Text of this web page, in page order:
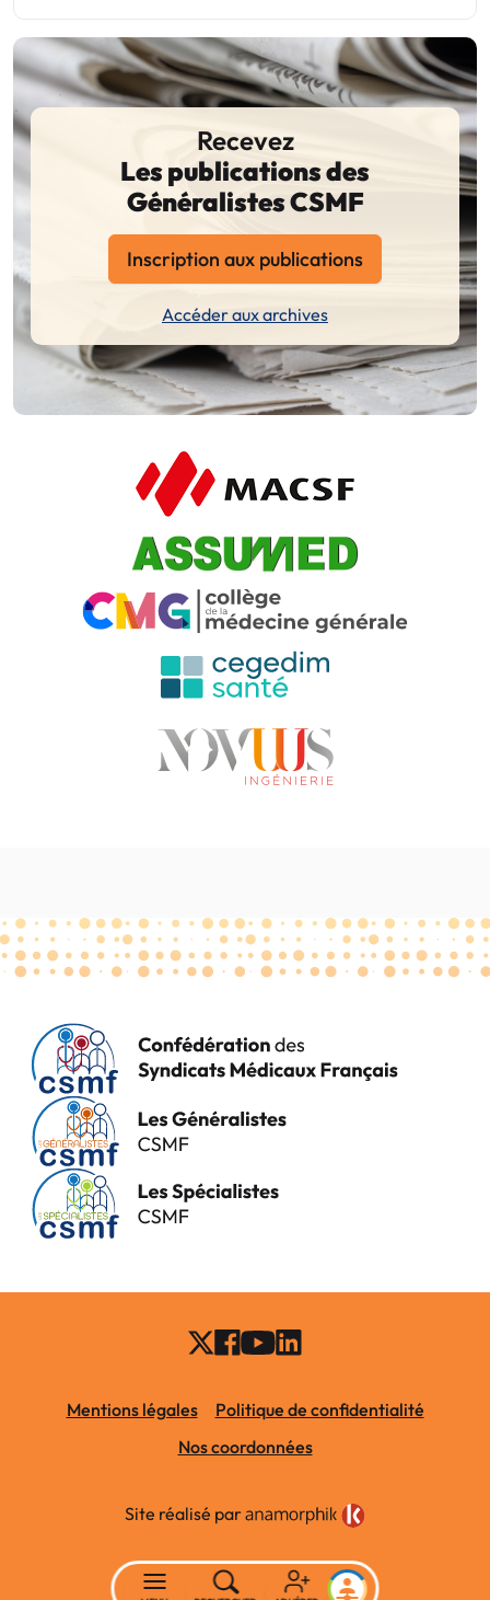
Recevez
Les publications des
Généralistes CSMF
Inscription aux publications
Accéder aux archives
Mentions légales
Politique de confidentialité
Nos coordonnées
Site réalisé par